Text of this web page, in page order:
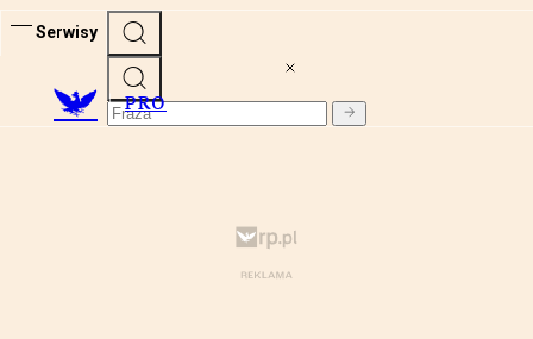
Serwisy
PRO